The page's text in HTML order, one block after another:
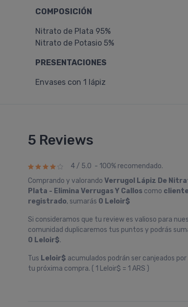
COMPOSICIÓN
Nitrato de Plata 95%
Nitrato de Potasio 5%
PRESENTACIONES
Envases con 1 lápiz
5 Reviews
4 / 5.0 - 100% recomendado.
Comprando y valorando Verrugol Lápiz De
Plata - Elimina Verrugas Y Callos como
registrado, sumarás 0 Leloir$
Si consideramos que tu review es valioso para
comunidad duplicaremos tus puntos y podrás
0 Leloir$.
Tus Leloir$ acumulados podrán ser canjeados por
tu próxima compra. ( 1 Leloir$ = 1 ARS )